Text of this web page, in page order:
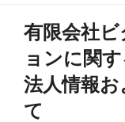
有限会社
ョンに関
法人情報
て